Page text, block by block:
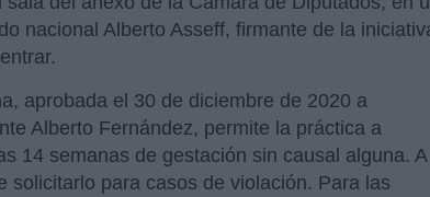
nacional Alberto Asseff, firmante de la
aprobada el 30 de diciembre de 2020 a
Alberto Fernández, permite la práctica a
14 semanas de gestación sin causal alguna. A
solicitarlo para casos de violación. Para las